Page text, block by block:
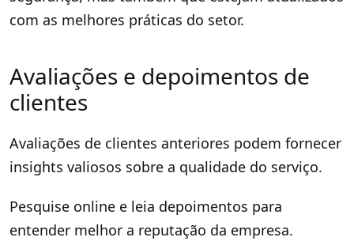
com as melhores práticas do setor.
Avaliações e depoimentos de
clientes
Avaliações de clientes anteriores podem fornecer
insights valiosos sobre a qualidade do serviço.
Pesquise online e leia depoimentos para
entender melhor a reputação da empresa.